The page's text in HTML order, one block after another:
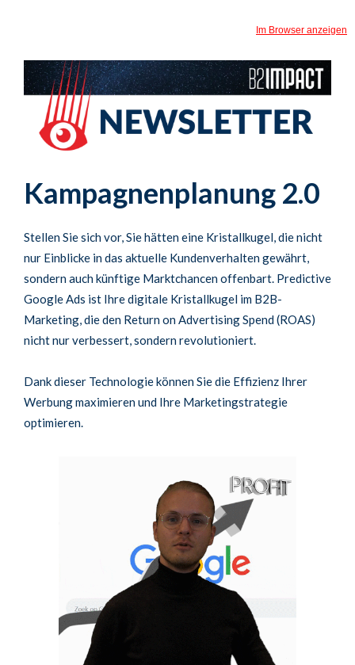
Im Browser anzeigen
Kampagnenplanung 2.0
Stellen Sie sich vor, Sie hätten eine Kristallkugel, die nicht
nur Einblicke in das aktuelle Kundenverhalten gewährt,
sondern auch künftige Marktchancen offenbart. Predictive
Google Ads ist Ihre digitale Kristallkugel im B2B-
Marketing, die den Return on Advertising Spend (ROAS)
nicht nur verbessert, sondern revolutioniert.
Dank dieser Technologie können Sie die Effizienz Ihrer
Werbung maximieren und Ihre Marketingstrategie
optimieren.